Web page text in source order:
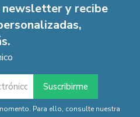
y recibe
Para ello, consulte nuestra